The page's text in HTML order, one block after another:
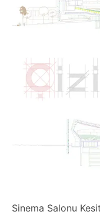
Sinema Salonu